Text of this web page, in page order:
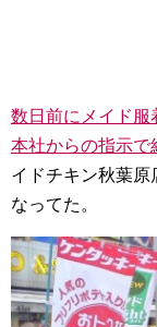
数日前にメイド服
本社からの指示で
イドチキン秋葉原
なってた。